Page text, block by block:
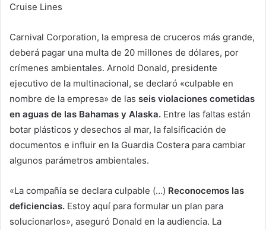
Cruise Lines
Carnival Corporation, la empresa de cruceros más grande,
deberá pagar una multa de 20 millones de dólares, por
crímenes ambientales. Arnold Donald, presidente
ejecutivo de la multinacional, se declaró «culpable en
nombre de la empresa» de las seis violaciones cometidas
en aguas de las Bahamas y Alaska. Entre las faltas están
botar plásticos y desechos al mar, la falsificación de
documentos e influir en la Guardia Costera para cambiar
algunos parámetros ambientales.
«La compañía se declara culpable (…) Reconocemos las
deficiencias. Estoy aquí para formular un plan para
solucionarlos», aseguró Donald en la audiencia. La